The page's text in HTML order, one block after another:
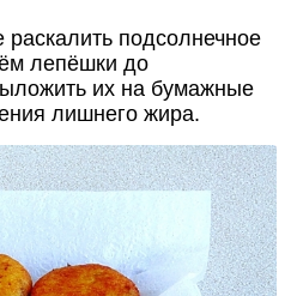
раскалить подсолнечное
лепёшки до
их на бумажные
лишнего жира.